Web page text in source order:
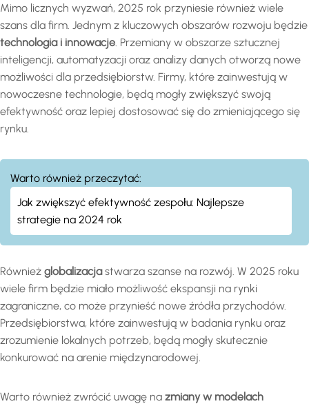
Mimo licznych wyzwań, 2025 rok przyniesie również wiele
szans dla firm. Jednym z kluczowych obszarów rozwoju będzie
technologia i innowacje. Przemiany w obszarze sztucznej
inteligencji, automatyzacji oraz analizy danych otworzą nowe
możliwości dla przedsiębiorstw. Firmy, które zainwestują w
nowoczesne technologie, będą mogły zwiększyć swoją
efektywność oraz lepiej dostosować się do zmieniającego się
rynku.
Warto również przeczytać:
Jak zwiększyć efektywność zespołu: Najlepsze
strategie na 2024 rok
Również globalizacjastwarza szanse na rozwój. W 2025 roku
wiele firm będzie miało możliwość ekspansji na rynki
zagraniczne, co może przynieść nowe źródła przychodów.
Przedsiębiorstwa, które zainwestują w badania rynku oraz
zrozumienie lokalnych potrzeb, będą mogły skutecznie
konkurować na arenie międzynarodowej.
Warto również zwrócić uwagę na zmiany w modelach